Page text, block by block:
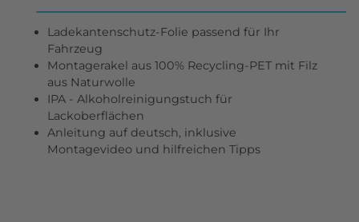
Ladekantenschutz-Folie passend für Ihr
Fahrzeug
Montagerakel aus 100% Recycling-PET mit Filz
aus Naturwolle
IPA - Alkoholreinigungstuch für
Lackoberflächen
Anleitung auf deutsch, inklusive
Montagevideo und hilfreichen Tipps